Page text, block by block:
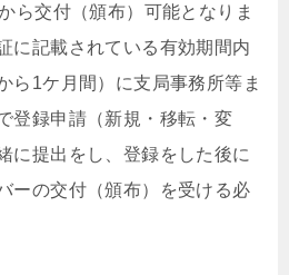
ら交付（頒布）可能となりま
に記載されている有効期間内
ら1ケ月間 ）に支局事務所等ま
登録申請（新規・移転・変
に提出をし、登録をした後に
ーの交付（頒布）を受ける必